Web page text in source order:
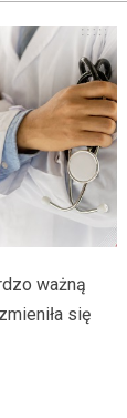
ważną
się